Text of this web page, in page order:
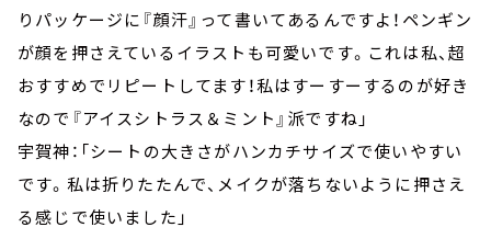
りパッケージに『顔汗』って書いてあるんですよ！ペンギン
が顔を押さえているイラストも可愛いです。これは私、超
おすすめでリピートしてます！私はすーすーするのが好き
なので『アイスシトラス＆ミント』派ですね」
宇賀神：「シートの大きさがハンカチサイズで使いやすい
です。私は折りたたんで、メイクが落ちないように押さえ
る感じで使いました」